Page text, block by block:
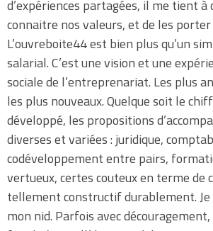
d’expériences partagées, il me tient à
connaitre nos valeurs, et de les
L’ouvreboite44 est bien plus qu’un
salarial. C’est une vision et une
sociale de l’entreprenariat. Les plus
les plus nouveaux. Quelque soit le
développé, les propositions
diverses et variées : juridique,
codéveloppement entre pairs,
vertueux, certes couteux en terme de
tellement constructif durablement.
mon nid. Parfois avec découragement,